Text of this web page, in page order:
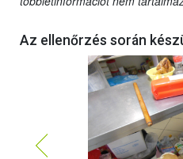
Az ellenőrzés során